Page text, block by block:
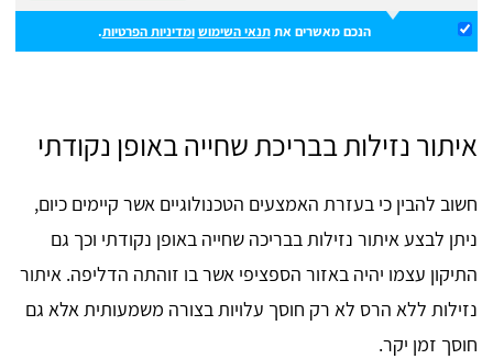
הנכם מאשרים אתתנאי השימוש ומדיניות הפרטיות.
איתור נזילות בבריכת שחייה באופן נקודתי
חשוב להבין כי בעזרת האמצעים הטכנולוגיים אשר קיימים כיום,
ניתן לבצע איתור נזילות בבריכה שחייה באופן נקודתי וכך גם
התיקון עצמו יהיה באזור הספציפי אשר בו זוהתה הדליפה. איתור
נזילות ללא הרס לא רק חוסך עלויות בצורה משמעותית אלא גם
חוסך זמן יקר.